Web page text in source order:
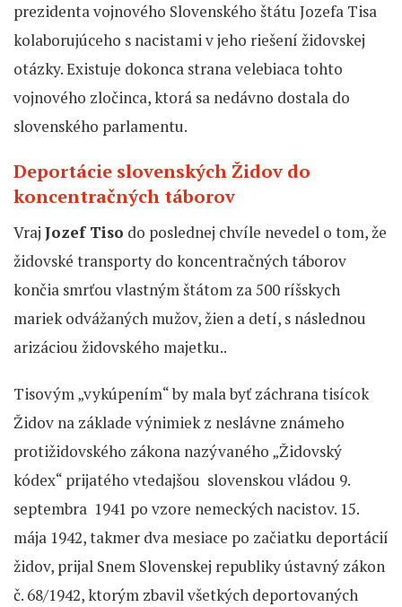
prezidenta vojnového Slovenského štátu Jozefa Tisa
kolaborujúceho s nacistami v jeho riešení židovskej
otázky. Existuje dokonca strana velebiaca tohto
vojnového zločinca, ktorá sa nedávno dostala do
slovenského parlamentu.
Deportácie slovenských Židov do
koncentračných táborov
Vraj Jozef Tiso do poslednej chvíle nevedel o tom, že
židovské transporty do koncentračných táborov
končia smrťou vlastným štátom za 500 ríšskych
mariek odvážaných mužov, žien a detí, s následnou
arizáciou židovského majetku..
Tisovým „vykúpením“ by mala byť záchrana tisícok
Židov na základe výnimiek z neslávne známeho
protižidovského zákona nazývaného „Židovský
kódex“ prijatého vtedajšou slovenskou vládou 9.
septembra 1941 po vzore nemeckých nacistov. 15.
mája 1942, takmer dva mesiace po začiatku deportácií
židov, prijal Snem Slovenskej republiky ústavný zákon
č. 68/1942, ktorým zbavil všetkých deportovaných